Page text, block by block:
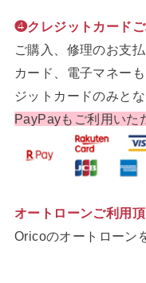
❹クレジットカード
ご購入、修理のお支
カード、電子マネー
ジットカードのみとな
PayPayもご利用いた
オートローンご利用
Oricoのオートローン